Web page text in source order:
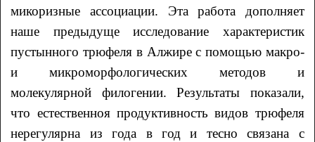
микоризные ассоциации. Эта работа дополняет
наше предыдуще исследование характеристик
пустынного трюфеля в Алжире с помощью макро-
и микроморфологических методов и
молекулярной филогении. Результаты показали,
что естественноя продуктивность видов трюфеля
нерегулярна из года в год и тесно связана с